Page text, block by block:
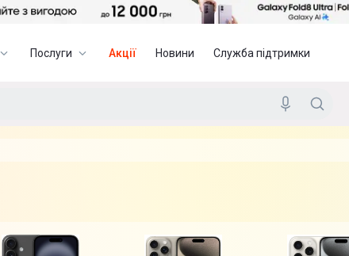
Послуги Акції Новини Служба підтримки